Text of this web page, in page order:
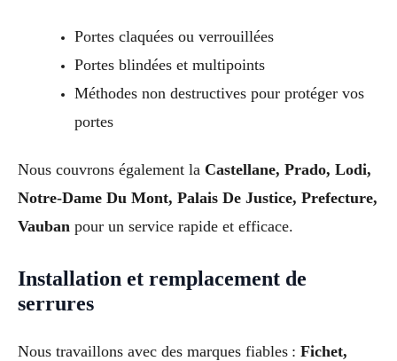
Portes claquées ou verrouillées
Portes blindées et multipoints
Méthodes non destructives pour protéger vos
portes
Nous couvrons également la Castellane, Prado, Lodi,
Notre-Dame Du Mont, Palais De Justice, Prefecture,
Vauban pour un service rapide et efficace.
Installation et remplacement de
serrures
Nous travaillons avec des marques fiables : Fichet,